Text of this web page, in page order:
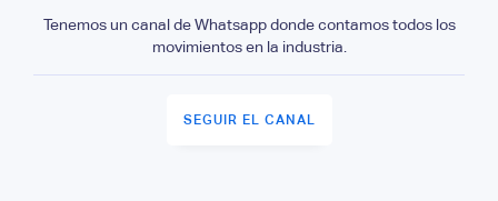
Tenemos un canal de Whatsapp donde contamos todos los
movimientos en la industria.
SEGUIR EL CANAL